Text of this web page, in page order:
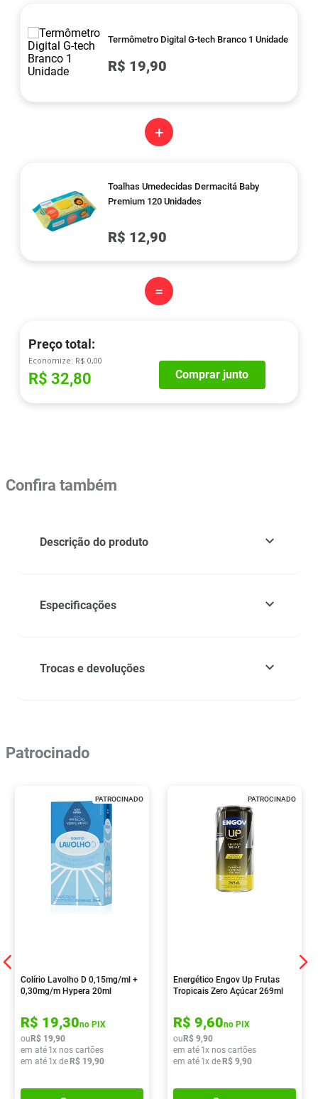
Termômetro Digital G-tech Branco 1 Unidade
R$ 19,90
+
Toalhas Umedecidas Dermacitá Baby
Premium 120 Unidades
R$ 12,90
=
Preço total:
Economize: R$ 0,00
R$ 32,80 Comprar junto
Confira também
Descrição do produto
Especificações
Trocas e devoluções
Patrocinado
PATROCINADO
Colírio Lavolho D 0,15mg/ml +
0,30mg/m Hypera 20ml
R$ 19,30no PIX
ou R$ 19,90
em até 1x nos cartões
em até 1x de R$ 19,90
PATROCINADO
Energético Engov Up Frutas
Tropicais Zero Açúcar 269ml
R$ 9,60no PIX
ou R$ 9,90
em até 1x nos cartões
em até 1x de R$ 9,90